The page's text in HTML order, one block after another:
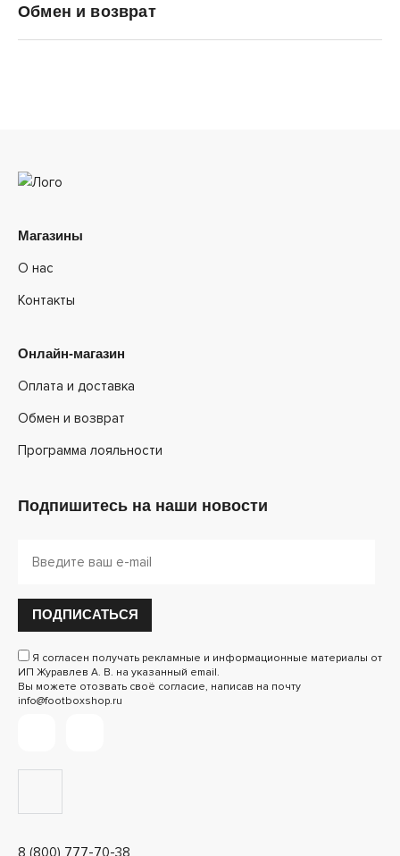
Обмен и возврат
8 (800) 777-70-38
Магазины
О нас
Контакты
Онлайн-магазин
Оплата и доставка
Обмен и возврат
Программа лояльности
Подпишитесь на наши новости
ПОДПИСАТЬСЯ
Я согласен получать рекламные и информационные материалы от
ИП Журавлев А. В. на указанный email.
Вы можете отозвать своё согласие, написав на почту
info@footboxshop.ru